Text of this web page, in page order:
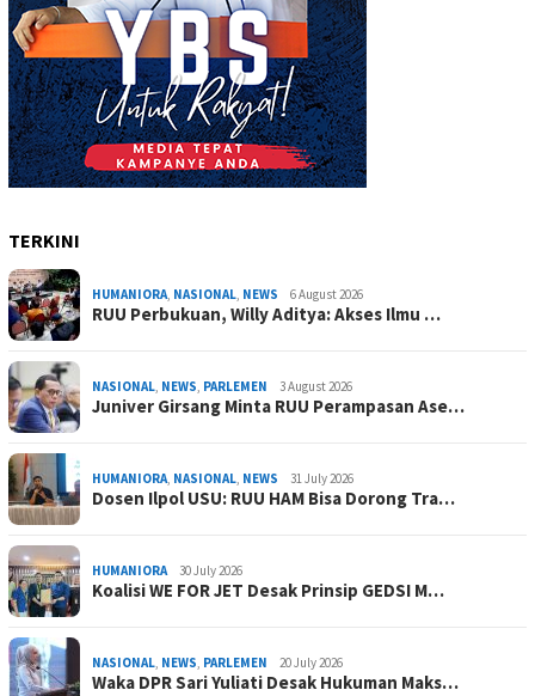
TERKINI
HUMANIORA, NASIONAL, NEWS 6 August 2026
RUU Perbukuan, Willy Aditya: Akses Ilmu …
NASIONAL, NEWS, PARLEMEN 3 August 2026
Juniver Girsang Minta RUU Perampasan Ase…
HUMANIORA, NASIONAL, NEWS 31 July 2026
Dosen Ilpol USU: RUU HAM Bisa Dorong Tra…
HUMANIORA 30 July 2026
Koalisi WE FOR JET Desak Prinsip GEDSI M…
NASIONAL, NEWS, PARLEMEN 20 July 2026
Waka DPR Sari Yuliati Desak Hukuman Maks…